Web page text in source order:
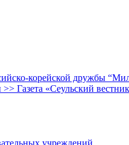
корейской дружбы
Газета «Сеульский
учреждений